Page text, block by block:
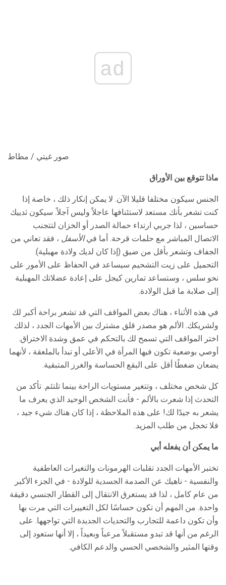
ad
صور غيتي / مطاط
ماذا تتوقع بين الأوراق
الجنس سيكون مختلفا قليلا الآن. لا يمكن إنكار ذلك ، خاصة إذا
كنت تشعر بأنك مستعد لاستئنافها عاجلاً وليس آجلاً. سيكون ثدييك
حساسين ، لذا جربي ارتداء حمالة الصدر أو الخزان لتتجنب
الاتصال المباشر مع حلمات قرحة. أما فيالأسفل ، فقد تعاني من
الجفاف وتشعر بأقل من ضيق (إذا كان لديك ولادة مهبلية).
التحميل على زيت التشحيم سيساعد في الحفاظ على الأمور على
نحو سلس ، وستساعد تمارين كيجل على إعادة عضلاتك المهبلية
إلى صلابة ما قبل الولادة.
في هذه الأثناء ، هناك بعض المواقف التي قد تشعر براحة أكبر لك
ولشريكك. الألم هو مصدر قلق مشترك بين الأمهات الجدد ، لذلك
اختر المواقف التي تسمح لك بالتحكم في عمق وشدة الاختراق.
أوصي بوضعية تكون فيها المرأة في الأعلى أو تبدأ بالملعقة ، لأنهما
يضعان ضغطًا أقل على البقع الحساسة والغرز المتبقية.
كل شخص مختلف ، وتتغير مستويات الراحة بينما تلتئم. تأكد من
التحدث إذا شعرت بالألم - فأنت الشخص الوحيد الذي يعرف ما
يشعر به جيدًا لك! على هذه الملاحظة ، إذا كان هناك شيء جيد ،
فلا تخجل من طلب المزيد.
ما يمكن أن يفعله أبي
تختبر الأمهات الجدد تقلبات الهرمونات والتغيرات العاطفية
والنفسية - ناهيك عن الصدمة الجسدية للولادة - في الجزء الأكبر
من عام كامل ، لذا قد يستغرق الانتقال إلى القطار الجنسي دقيقة
واحدة. من المهم أن تكون حساسًا لكل التغييرات التي مرت بها
وأن تكون داعمة للتجارب والتحديات الجديدة التي تواجهها. على
الرغم من أنها قد تبدو مستقبلاً مرعباً وبعيداً ، إلا أنها ستعود إلى
وقتها المثير والشخصي الحسي والدعم الكافي.